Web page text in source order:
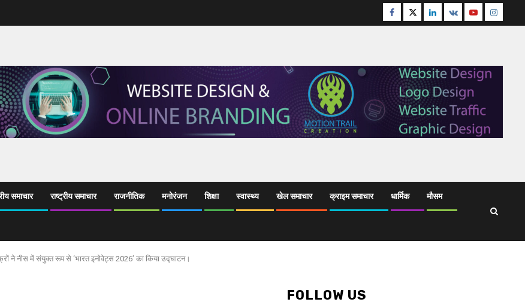
Facebook
TwitterLinkedin
VK Youtube
समाचार राष्ट्रीय समाचार राजनीतिक मनोरंजन शिक्षा स्वास्थ्य खेल समाचार क्राइम समाचार धार्मिक मौसम
ने नीस में संयुक्त रूप से ‘भारत इनोवेट्स 2026’ का किया उद्घाटन।
FOLLOW US